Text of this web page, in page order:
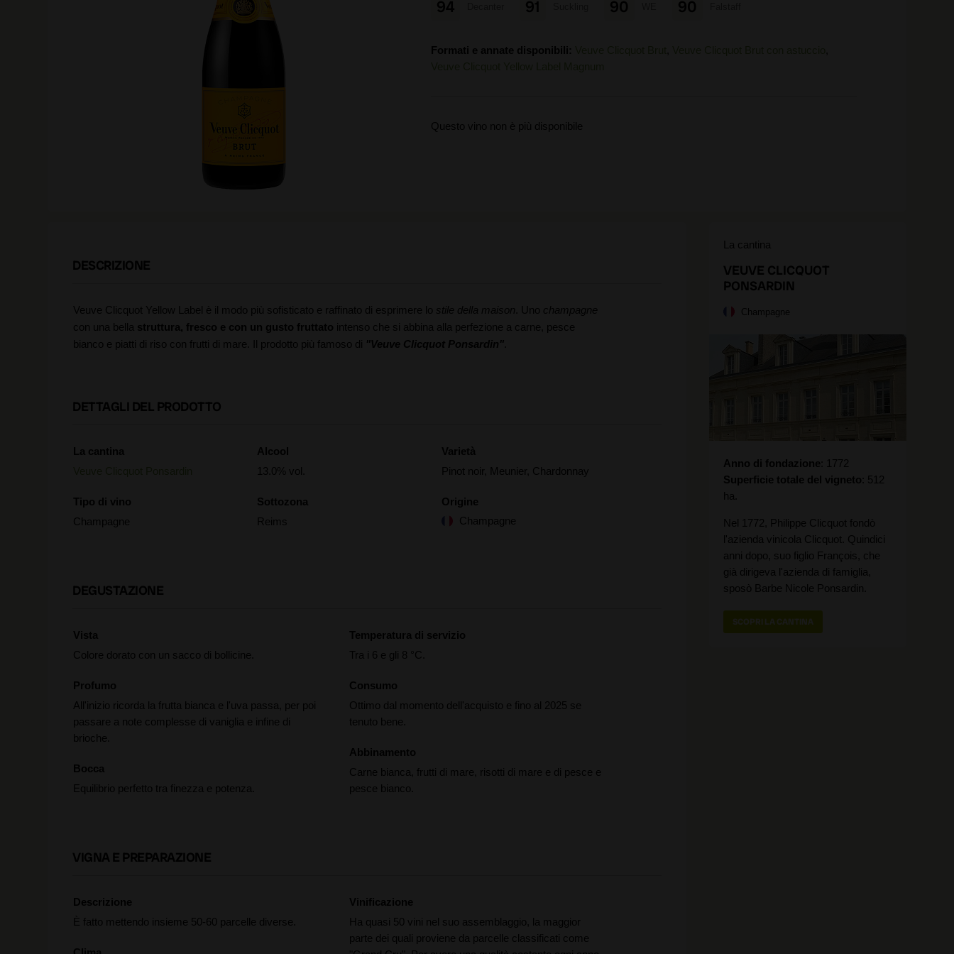
94 91 90 90
Formati e annate disponibili:
Questo vino non è più disponibile
DESCRIZIONE
Veuve Clicquot Yellow Label è il modo più sofisticato e raffinato di esprimere lo stile della maison . Uno champagne
con una bella struttura, fresco e con un gusto fruttato intenso che si abbina alla perfezione a carne, pesce
bianco e piatti di riso con frutti di mare. Il prodotto più famoso di "Veuve Clicquot Ponsardin"
DETTAGLI DEL PRODOTTO
La cantina
Tipo di vino
Champagne
Alcool
13.0% vol.
Sottozona
Reims
Varietà
Pinot noir, Meunier, Chardonnay
Origine
Champagne
DEGUSTAZIONE
Vista
Colore dorato con un sacco di bollicine.
Profumo
All'inizio ricorda la frutta bianca e l'uva passa, per poi
passare a note complesse di vaniglia e infine di
brioche.
Bocca
Equilibrio perfetto tra finezza e potenza.
Temperatura di servizio
Tra i 6 e gli 8 °C.
Consumo
Ottimo dal momento dell'acquisto e fino al 2025 se
tenuto bene.
Abbinamento
Carne bianca, frutti di mare, risotti di mare e di pesce e
pesce bianco.
VIGNA E PREPARAZIONE
Descrizione
È fatto mettendo insieme 50-60 parcelle diverse.
Vinificazione
Ha quasi 50 vini nel suo assemblaggio, la maggior
parte dei quali proviene da parcelle classificati come
La cantina
VEUVE CLICQUOT
PONSARDIN
Champagne
Anno di fondazione
1772
Superficie totale del vigneto 512
ha.
Nel 1772, Philippe Clicquot fondò
l'azienda vinicola Clicquot. Quindici
anni dopo, suo figlio François, che
già dirigeva l'azienda di famiglia,
sposò Barbe Nicole Ponsardin.
SCOPRI LA CANTINA